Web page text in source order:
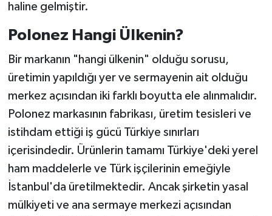
haline gelmiştir.
Polonez Hangi Ülkenin?
Bir markanın "hangi ülkenin" olduğu sorusu,
üretimin yapıldığı yer ve sermayenin ait olduğu
merkez açısından iki farklı boyutta ele alınmalıdır.
Polonez markasının fabrikası, üretim tesisleri ve
istihdam ettiği iş gücü Türkiye sınırları
içerisindedir. Ürünlerin tamamı Türkiye'deki yerel
ham maddelerle ve Türk işçilerinin emeğiyle
İstanbul'da üretilmektedir. Ancak şirketin yasal
mülkiyeti ve ana sermaye merkezi açısından